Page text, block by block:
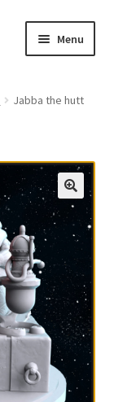
Menu
Jabba the hutt